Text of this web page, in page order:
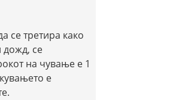
се третира како
дожд, се
на чување е 1
е